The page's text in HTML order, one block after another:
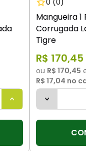
0 (0)
Mangueira
Corrugada
Tigre
R$ 170,45
ou R$ 170,45
R$ 17,04 no